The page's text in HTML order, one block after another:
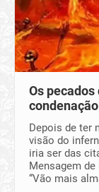
Os
Depois de ter
visão do
iria ser das
Mensagem
“Vão mais